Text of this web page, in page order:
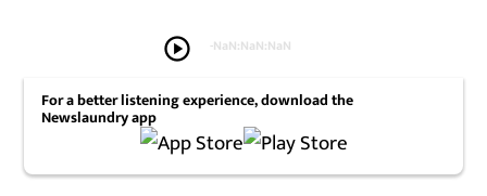
play_circle -NaN:NaN:NaN
For a better listening experience, download the
Newslaundry app